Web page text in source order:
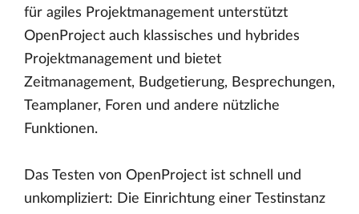
für agiles Projektmanagement unterstützt
OpenProject auch klassisches und hybrides
Projektmanagement und bietet
Zeitmanagement, Budgetierung, Besprechungen,
Teamplaner, Foren und andere nützliche
Funktionen.
Das Testen von OpenProject ist schnell und
unkompliziert: Die Einrichtung einer Testinstanz